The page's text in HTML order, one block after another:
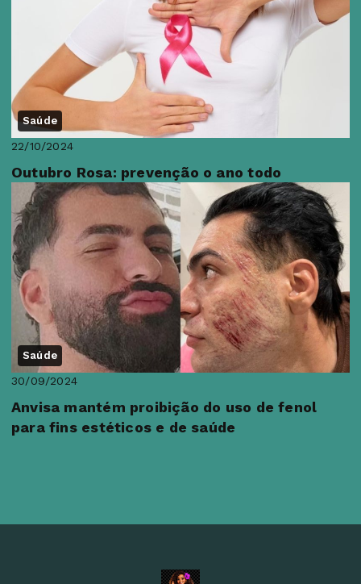
Saúde
22/10/2024
Outubro Rosa: prevenção o ano todo
Saúde
30/09/2024
Anvisa mantém proibição do uso de fenol
para fins estéticos e de saúde